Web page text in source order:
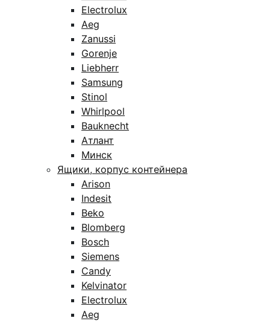
Electrolux
Aeg
Zanussi
Gorenje
Liebherr
Samsung
Stinol
Whirlpool
Bauknecht
Атлант
Минск
Ящики, корпус контейнера
Arison
Indesit
Beko
Blomberg
Bosch
Siemens
Candy
Kelvinator
Electrolux
Aeg